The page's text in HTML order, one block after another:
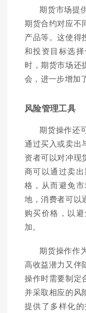
期货市场提
期货合约对应不
产品等。这使得
和投资目标选
时，期货市场还
会，进一步增加
风险管理工具
期货操作还
通过买入或卖出
资者可以对冲现
商可以通过卖
格，从而避免
地，消费者可以
购买价格，以
加。
期货操作作
高收益潜力又伴
操作时需要制定
并采取相应的风
提供了多样化